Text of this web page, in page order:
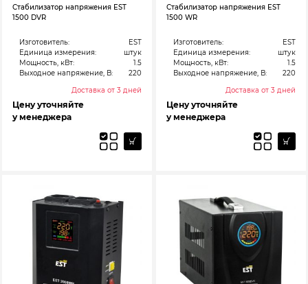
Стабилизатор напряжения EST
1500 DVR
Изготовитель:
EST
Единица измерения:
штук
Мощность, кВт:
1.5
Выходное напряжение, В:
220
Доставка от 3 дней
Цену уточняйте
у менеджера
Стабилизатор напряжения EST
1500 WR
Изготовитель:
EST
Единица измерения:
штук
Мощность, кВт:
1.5
Выходное напряжение, В:
220
Доставка от 3 дней
Цену уточняйте
у менеджера